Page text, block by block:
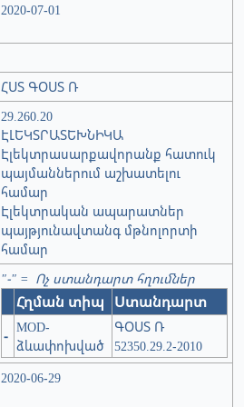
2020-07-01
ՀՍՏ ԳՕՍՏ Ռ
29.260.20
ԷԼԵԿՏՐԱՏԵԽՆԻԿԱ
Էլեկտրասարքավորանք հատուկ
պայմաններում աշխատելու
համար
Էլեկտրական ապարատներ
պայթյունավտանգ մթնոլորտի
համար
"-" = Ոչ ստանդարտ հղումներ
Հղման տիպ Ստանդարտ
-
MOD-
ձևափոխված
ԳՕՍՏ Ռ
52350.29.2-2010
2020-06-29